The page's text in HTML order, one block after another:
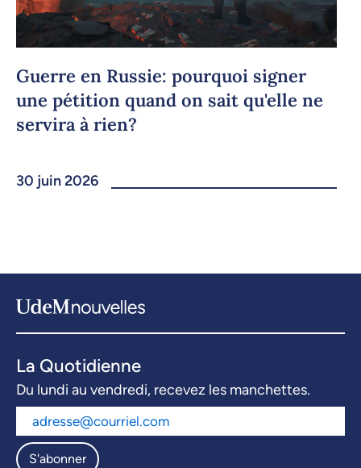
Guerre en Russie: pourquoi signer
une pétition quand on sait qu'elle ne
servira à rien?
30 juin 2026
La Quotidienne
Du lundi au vendredi, recevez les manchettes.
S'abonner